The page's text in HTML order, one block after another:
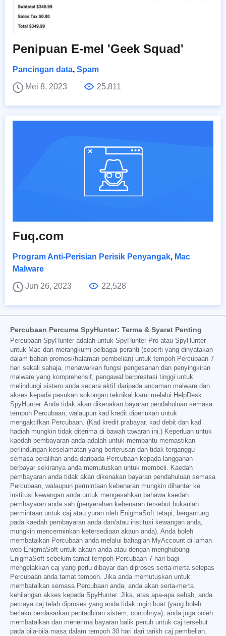
Penipuan E-mel 'Geek Squad'
Pancingan data, Spam
Mei 8, 2023
25,811
Fuq.com
Program Anti-Perisian Perisik Penyangak, Mac
Malware
Jun 26, 2023
22,528
Percubaan Percuma SpyHunter: Terma & Syarat Penting
Percubaan SpyHunter adalah untuk SpyHunter Pro atau SpyHunter
untuk Mac dan merangkumi pelbagai peranti (seperti yang dinyatakan
dalam bahan promosi/halaman pembelian) untuk tempoh Percubaan 7
hari sekali sahaja, menawarkan fungsi pengesanan dan penyingkiran
malware yang komprehensif, pengawal berprestasi tinggi untuk
melindungi sistem anda secara aktif daripada ancaman malware dan
akses kepada pasukan sokongan teknikal kami melalui HelpDesk
SpyHunter. Anda tidak akan dikenakan bayaran pendahuluan semasa
tempoh Percubaan, walaupun kad kredit diperlukan untuk
mengaktifkan Percubaan. (Kad kredit prabayar, kad debit dan kad
hadiah mungkin tidak diterima di bawah tawaran ini.) Keperluan untuk
kaedah pembayaran anda adalah untuk membantu memastikan
perlindungan keselamatan yang berterusan dan tidak terganggu
semasa peralihan anda daripada Percubaan kepada langganan
berbayar sekiranya anda memutuskan untuk membeli. Kaedah
pembayaran anda tidak akan dikenakan bayaran pendahuluan semasa
Percubaan, walaupun permintaan kebenaran mungkin dihantar ke
institusi kewangan anda untuk mengesahkan bahawa kaedah
pembayaran anda sah (penyerahan kebenaran tersebut bukanlah
permintaan untuk caj atau yuran oleh EnigmaSoft tetapi, bergantung
pada kaedah pembayaran anda dan/atau institusi kewangan anda,
mungkin mencerminkan ketersediaan akaun anda). Anda boleh
membatalkan Percubaan anda melalui bahagian MyAccount di laman
web EnigmaSoft untuk akaun anda atau dengan menghubungi
EnigmaSoft sebelum tamat tempoh Percubaan 7 hari bagi
mengelakkan caj yang perlu dibayar dan diproses serta-merta selepas
Percubaan anda tamat tempoh. Jika anda memutuskan untuk
membatalkan semasa Percubaan anda, anda akan serta-merta
kehilangan akses kepada SpyHunter. Jika, atas apa-apa sebab, anda
percaya caj telah diproses yang anda tidak ingin buat (yang boleh
berlaku berdasarkan pentadbiran sistem, contohnya), anda juga boleh
membatalkan dan menerima bayaran balik penuh untuk caj tersebut
pada bila-bila masa dalam tempoh 30 hari dari tarikh caj pembelian.